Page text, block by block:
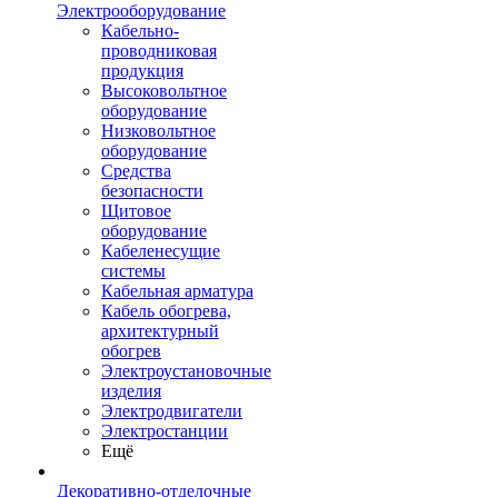
Электрооборудование
Кабельно-
проводниковая
продукция
Высоковольтное
оборудование
Низковольтное
оборудование
Средства
безопасности
Щитовое
оборудование
Кабеленесущие
системы
Кабельная арматура
Кабель обогрева,
архитектурный
обогрев
Электроустановочные
изделия
Электродвигатели
Электростанции
Ещё
Декоративно-отделочные